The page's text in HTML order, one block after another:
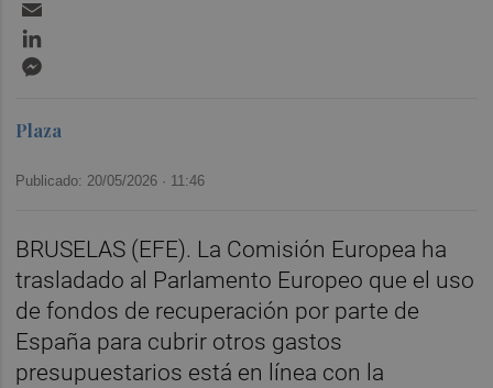
Plaza
Publicado: 20/05/2026 · 11:46
BRUSELAS (EFE). La Comisión Europea ha
trasladado al Parlamento Europeo que el uso
de fondos de recuperación por parte de
España para cubrir otros gastos
presupuestarios está en línea con la